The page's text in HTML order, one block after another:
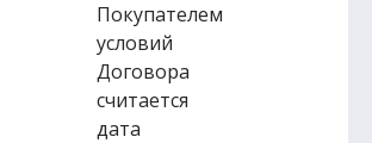
Покупателем
условий
Договора
считается
дата